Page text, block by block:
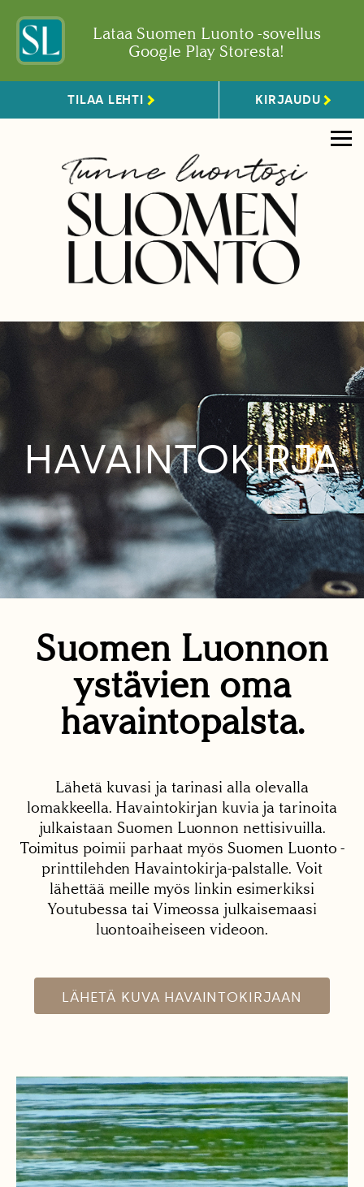
Lataa Suomen Luonto -sovellus
Google Play Storesta!
TILAA LEHTI KIRJAUDU
HAVAINTOKIRJA
Suomen Luonnon
ystävien oma
havaintopalsta.
Lähetä kuvasi ja tarinasi alla olevalla
lomakkeella. Havaintokirjan kuvia ja tarinoita
julkaistaan Suomen Luonnon nettisivuilla.
Toimitus poimii parhaat myös Suomen Luonto -
printtilehden Havaintokirja-palstalle. Voit
lähettää meille myös linkin esimerkiksi
Youtubessa tai Vimeossa julkaisemaasi
luontoaiheiseen videoon.
LÄHETÄ KUVA HAVAINTOKIRJAAN